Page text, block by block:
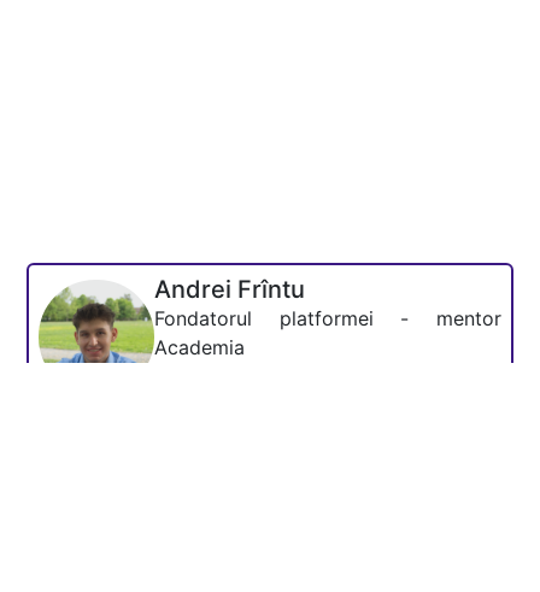
Andrei Frîntu
Fondatorul platformei - mentor
Academia